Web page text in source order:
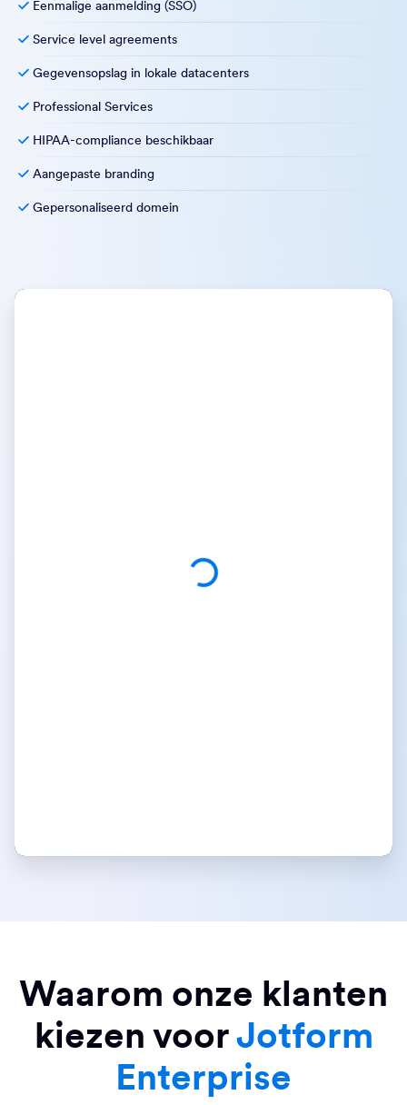
Eenmalige aanmelding (SSO)
Service level agreements
Gegevensopslag in lokale datacenters
Professional Services
HIPAA-compliance beschikbaar
Aangepaste branding
Gepersonaliseerd domein
Waarom onze klanten
kiezen voorJotform
Enterprise